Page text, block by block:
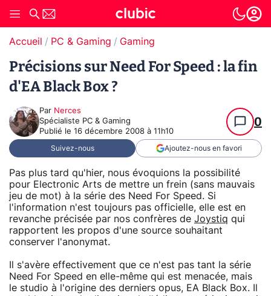
Accueil PC & Gaming Gaming
Précisions sur Need For Speed : la fin
d'EA Black Box ?
Par Nerces
Spécialiste PC & Gaming
Publié le 16 décembre 2008 à 11h10
0
Suivez-nous Ajoutez-nous en favori
Pas plus tard qu'hier, nous évoquions la possibilité
pour Electronic Arts de mettre un frein (sans mauvais
jeu de mot) à la série des Need For Speed. Si
l'information n'est toujours pas officielle, elle est en
revanche précisée par nos confrères de Joystiq qui
rapportent les propos d'une source souhaitant
conserver l'anonymat.
Il s'avère effectivement que ce n'est pas tant la série
Need For Speed en elle-même qui est menacée, mais
le studio à l'origine des derniers opus, EA Black Box. Il